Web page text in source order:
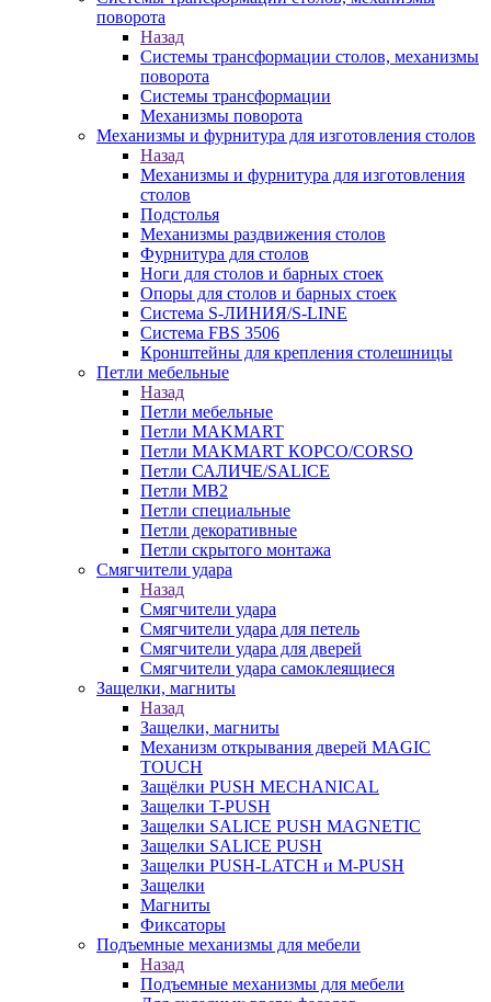
поворота
Назад
Системы трансформации столов, механизмы
поворота
Системы трансформации
Механизмы поворота
Механизмы и фурнитура для изготовления столов
Назад
Механизмы и фурнитура для изготовления
столов
Подстолья
Механизмы раздвижения столов
Фурнитура для столов
Ноги для столов и барных стоек
Опоры для столов и барных стоек
Система S-ЛИНИЯ/S-LINE
Система FBS 3506
Кронштейны для крепления столешницы
Петли мебельные
Назад
Петли мебельные
Петли MAKMART
Петли MAKMART КОРСО/CORSO
Петли САЛИЧЕ/SALICE
Петли MB2
Петли специальные
Петли декоративные
Петли скрытого монтажа
Смягчители удара
Назад
Смягчители удара
Смягчители удара для петель
Смягчители удара для дверей
Cмягчители удара самоклеящиеся
Защелки, магниты
Назад
Защелки, магниты
Механизм открывания дверей MAGIC
TOUCH
Защёлки PUSH MECHANICAL
Защелки T-PUSH
Защелки SALICE PUSH MAGNETIC
Защелки SALICE PUSH
Защелки PUSH-LATCH и M-PUSH
Защелки
Магниты
Фиксаторы
Подъемные механизмы для мебели
Назад
Подъемные механизмы для мебели